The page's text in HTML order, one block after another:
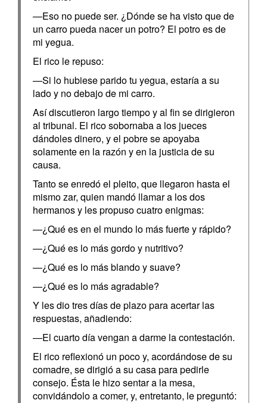
—Eso no puede ser. ¿Dónde se ha visto que de
un carro pueda nacer un potro? El potro es de
mi yegua.
El rico le repuso:
—Si lo hubiese parido tu yegua, estaría a su
lado y no debajo de mi carro.
Así discutieron largo tiempo y al fin se dirigieron
al tribunal. El rico sobornaba a los jueces
dándoles dinero, y el pobre se apoyaba
solamente en la razón y en la justicia de su
causa.
Tanto se enredó el pleito, que llegaron hasta el
mismo zar, quien mandó llamar a los dos
hermanos y les propuso cuatro enigmas:
—¿Qué es en el mundo lo más fuerte y rápido?
—¿Qué es lo más gordo y nutritivo?
—¿Qué es lo más blando y suave?
—¿Qué es lo más agradable?
Y les dio tres días de plazo para acertar las
respuestas, añadiendo:
—El cuarto día vengan a darme la contestación.
El rico reflexionó un poco y, acordándose de su
comadre, se dirigió a su casa para pedirle
consejo. Ésta le hizo sentar a la mesa,
convidándolo a comer, y, entretanto, le preguntó: